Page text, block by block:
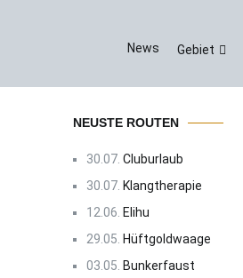
News Gebiet
NEUSTE ROUTEN
30.07. Cluburlaub
30.07. Klangtherapie
12.06. Elihu
29.05. Hüftgoldwaage
03.05. Bunkerfaust